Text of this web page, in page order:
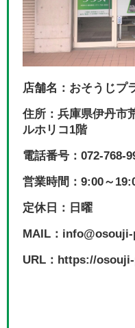
店舗名：おそうじプ
住所：兵庫県伊丹市
ルホリコ1階
電話番号：072-768-
営業時間：9:00～
定休日：日曜
MAIL：
URL：https://